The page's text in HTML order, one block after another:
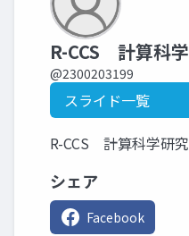
R-CCS 計算科
@2300203199
スライド一覧
R-CCS 計算科学研
シェア
Facebook